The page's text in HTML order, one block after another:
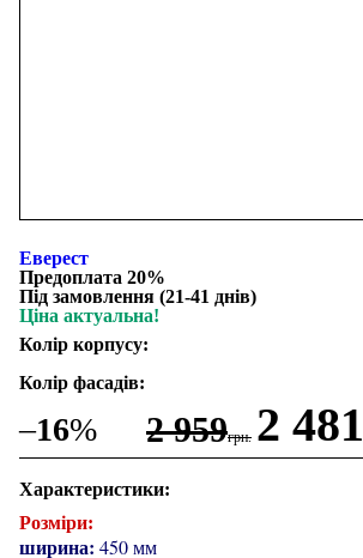
Еверест
Предоплата 20%
Під замовлення (21-41 днів)
Ціна актуальна!
Колір корпусу:
Колір фасадів:
–16% 2 959грн. 2 481
Характеристики:
Розміри:
ширина: 450 мм